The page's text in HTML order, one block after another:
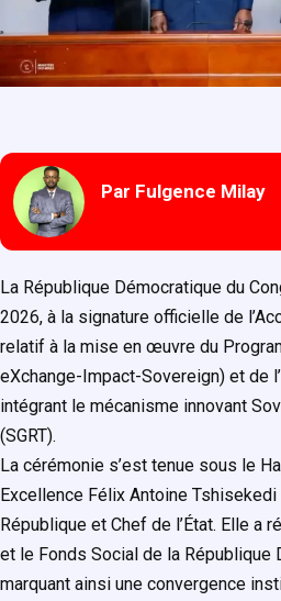
Par Fulgence Milay
La République Démocratique du
2026, à la signature officielle de
relatif à la mise en œuvre du
eXchange-Impact-Sovereign) et de
intégrant le mécanisme innovant
(SGRT).
La cérémonie s’est tenue sous le
Excellence Félix Antoine
République et Chef de l’État. Elle a
et le Fonds Social de la République
marquant ainsi une convergence